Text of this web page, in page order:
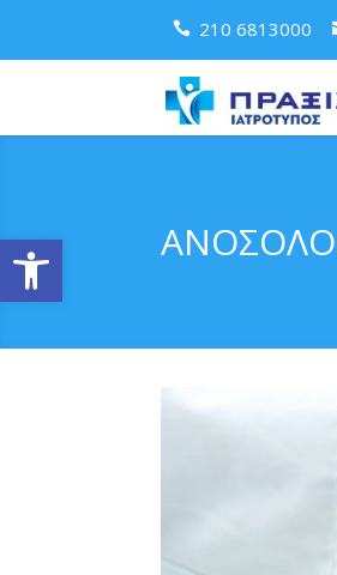
Ανοίξτε τη γραμμή εργαλείων
210 6813000